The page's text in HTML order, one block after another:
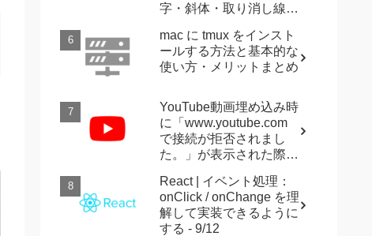
'店舗' 'やまだ', 'てんぽ' ,
字・斜体・取り消し線・
mac に tmux をインスト
ールする方法と基本的な
使い方・メリットまとめ
YouTube動画埋め込み時
に「www.youtube.com
で接続が拒否されまし
た。」が表示された際に
React | イベント処理：
onClick / onChange を理
解して実装できるように
する - 9/12